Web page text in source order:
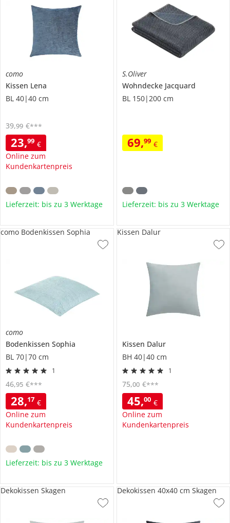
como
Kissen Lena
BL 40|40 cm
23,99 €
Online zum
Kundenkartenpreis
39,99 €***
Lieferzeit: bis zu 3 Werktage
S.Oliver
Wohndecke Jacquard
BL 150|200 cm
69,99 €
Lieferzeit: bis zu 3 Werktage
como
Bodenkissen Sophia
BL 70|70 cm
1
28,17 €
Online zum
Kundenkartenpreis
46,95 €***
como Bodenkissen Sophia
Lieferzeit: bis zu 3 Werktage
Kissen Dalur
BH 40|40 cm
1
45,00 €
Online zum
Kundenkartenpreis
75,00 €***
Kissen Dalur
Dekokissen Skagen Dekokissen 40x40 cm Skagen